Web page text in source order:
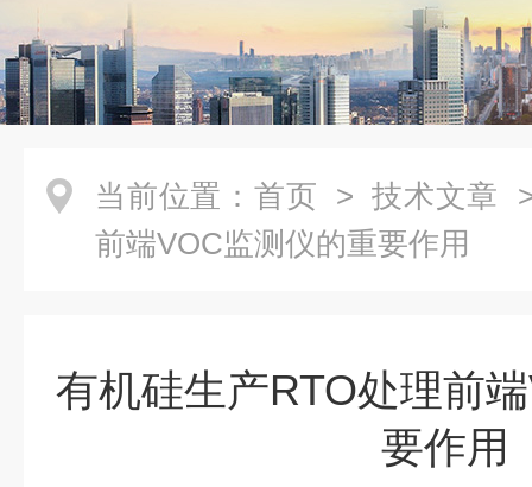
当前位置： 首页 > 技术文章
前端VOC监测仪的重要作用
有机硅生产RTO处理前
要作用